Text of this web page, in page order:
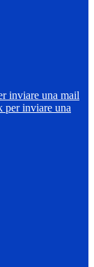
inviare una mail
per inviare una